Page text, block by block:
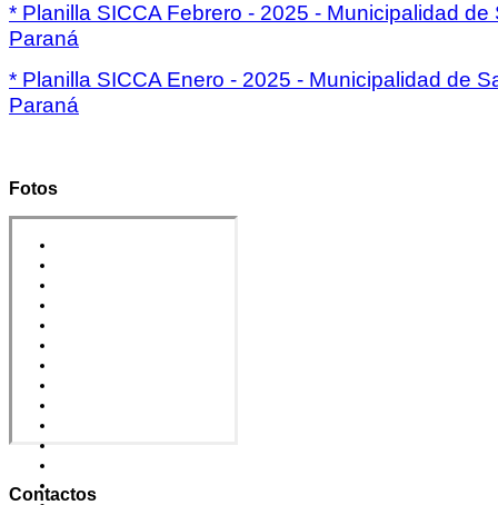
* Planilla SICCA Febrero - 2025 - Municipalidad de
Paraná
* Planilla SICCA Enero - 2025 - Municipalidad de
Paraná
Fotos
Contactos